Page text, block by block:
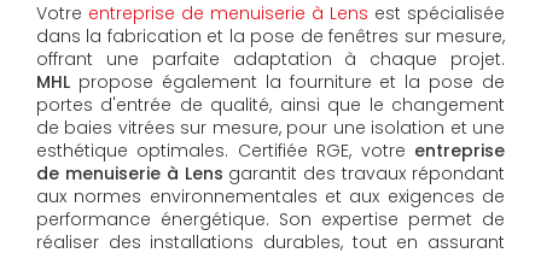
Votre entreprise de menuiserie à Lens est spécialisée
dans la fabrication et la pose de fenêtres sur mesure,
offrant une parfaite adaptation à chaque projet.
MHL propose également la fourniture et la pose de
portes d'entrée de qualité, ainsi que le changement
de baies vitrées sur mesure, pour une isolation et une
esthétique optimales. Certifiée RGE, votre entreprise
de menuiserie à Lens garantit des travaux répondant
aux normes environnementales et aux exigences de
performance énergétique. Son expertise permet de
réaliser des installations durables, tout en assurant